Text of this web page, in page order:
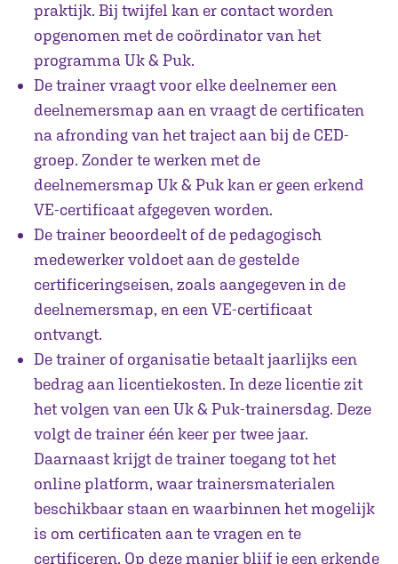
praktijk. Bij twijfel kan er contact worden
opgenomen met de coördinator van het
programma Uk & Puk.
De trainer vraagt voor elke deelnemer een
deelnemersmap aan en vraagt de certificaten
na afronding van het traject aan bij de CED-
groep. Zonder te werken met de
deelnemersmap Uk & Puk kan er geen erkend
VE-certificaat afgegeven worden.
De trainer beoordeelt of de pedagogisch
medewerker voldoet aan de gestelde
certificeringseisen, zoals aangegeven in de
deelnemersmap, en een VE-certificaat
ontvangt.
De trainer of organisatie betaalt jaarlijks een
bedrag aan licentiekosten. In deze licentie zit
het volgen van een Uk & Puk-trainersdag. Deze
volgt de trainer één keer per twee jaar.
Daarnaast krijgt de trainer toegang tot het
online platform, waar trainersmaterialen
beschikbaar staan en waarbinnen het mogelijk
is om certificaten aan te vragen en te
certificeren. Op deze manier blijf je een erkende